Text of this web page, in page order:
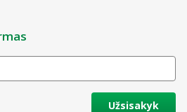
Užsisakyk